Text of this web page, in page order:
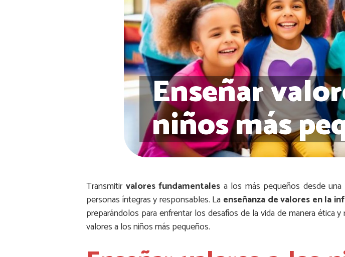
Enseñar
niños más
Transmitir valores fundamentales a los más pequeños desde
personas íntegras y responsables. La enseñanza de valores en la
preparándolos para enfrentar los desafíos de la vida de manera ética
valores a los niños más pequeños.